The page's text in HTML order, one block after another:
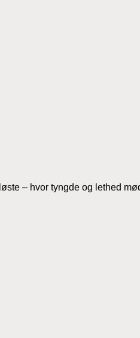
– hvor tyngde og lethed